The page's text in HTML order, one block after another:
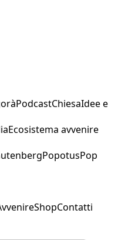
PodcastChiesaIdee e
Ecosistema avvenire
PopotusPop
ShopContatti